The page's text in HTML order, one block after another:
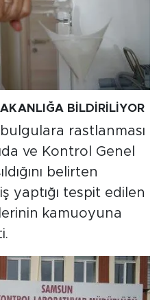
BİLDİRİLİYOR
rastlanması
ve Kontrol Genel
belirten
yaptığı tespit edilen
kamuoyuna